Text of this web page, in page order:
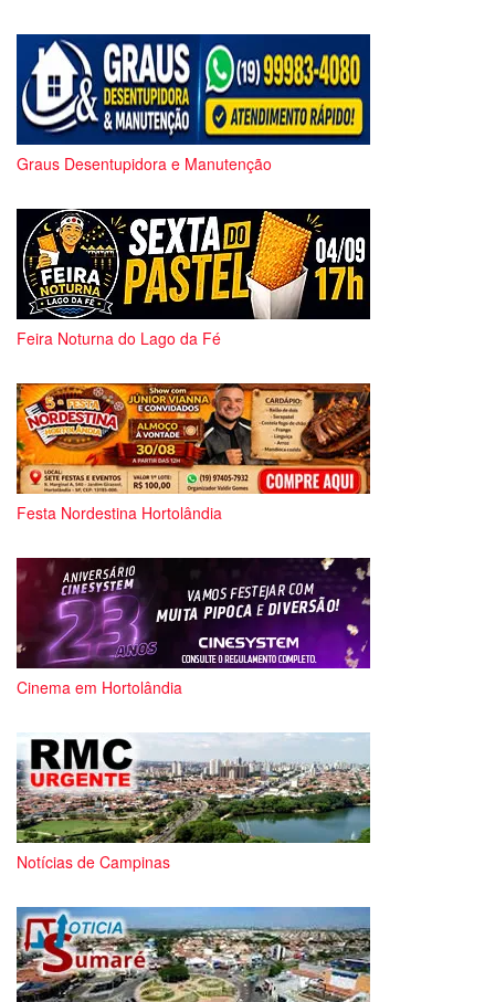
Graus Desentupidora e Manutenção
Feira Noturna do Lago da Fé
Festa Nordestina Hortolândia
Cinema em Hortolândia
Notícias de Campinas